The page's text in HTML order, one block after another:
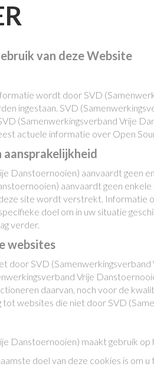
van deze Website
wordt door SVD
ingestaan. SVD
(Samenwerkingsverband Vrije
actuele informatie over Open
Danstoernooien) aanvaardt geen
aanvaardt geen
site wordt verstrekt.
doel om in uw situatie
verder.
websites
door SVD
Vrije
daarvan, noch voor de
websites die niet door SVD
Danstoernooien) maakt gebruik
doel van deze cookies is om